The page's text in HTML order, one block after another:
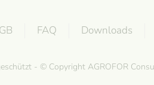
FAQ Downloads
- © Copyright AGROFOR